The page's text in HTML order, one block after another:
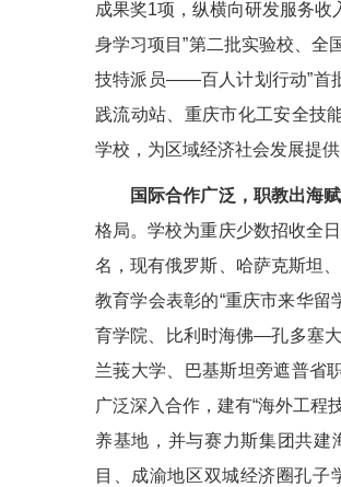
成果奖1项，纵横向研发服务
身学习项目”第二批实验校、全
技特派员——百人计划行动”首
践流动站、重庆市化工安全技
学校，为区域经济社会发展提
国际合作广泛，职教出海
格局。学校为重庆少数招收全
名，现有俄罗斯、哈萨克斯坦
教育学会表彰的“重庆市来华留
育学院、比利时海佛—孔多塞
兰莪大学、巴基斯坦旁遮普省
广泛深入合作，建有“海外工程
养基地，并与赛力斯集团共建
目、成渝地区双城经济圈孔子